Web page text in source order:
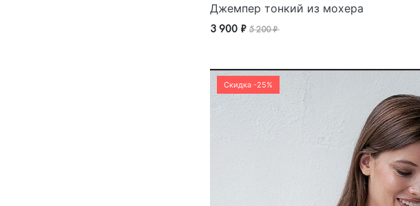
Джемпер тонкий из мохера
3 900 ₽ 5 200 ₽
Скидка -25%